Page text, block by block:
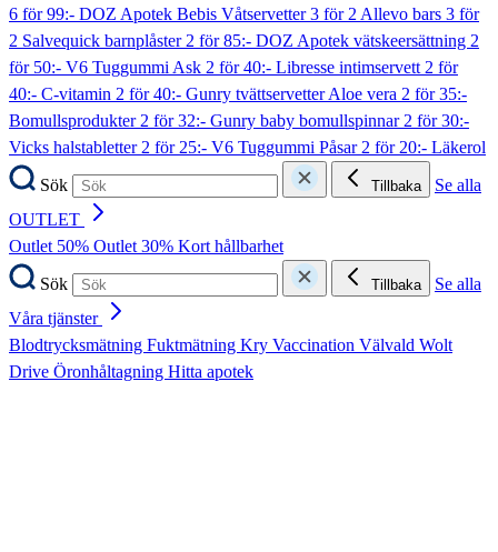
6 för 99:- DOZ Apotek Bebis Våtservetter3 för 2 Allevo bars 3 för
2 Salvequick barnplåster2 för 85:- DOZ Apotek vätskeersättning 2
för 50:- V6 Tuggummi Ask 2 för 40:- Libresse intimservett2 för
40:- C-vitamin 2 för 40:- Gunry tvättservetter Aloe vera 2 för 35:-
Bomullsprodukter2 för 32:- Gunry baby bomullspinnar2 för 30:-
Vicks halstabletter2 för 25:- V6 Tuggummi Påsar2 för 20:- Läkerol
Sök
Tillbaka
Se alla
OUTLET
Outlet 50% Outlet 30% Kort hållbarhet
Sök
Tillbaka
Se alla
Våra tjänster
Blodtrycksmätning Fuktmätning Kry Vaccination Välvald Wolt
Drive Öronhåltagning Hitta apotek